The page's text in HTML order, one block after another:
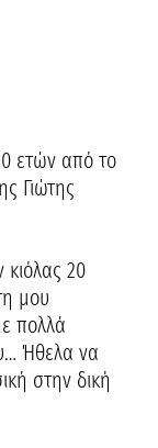
ετών από το
Γιώτης
κιόλας 20
μου
πολλά
Ήθελα να
στην δική